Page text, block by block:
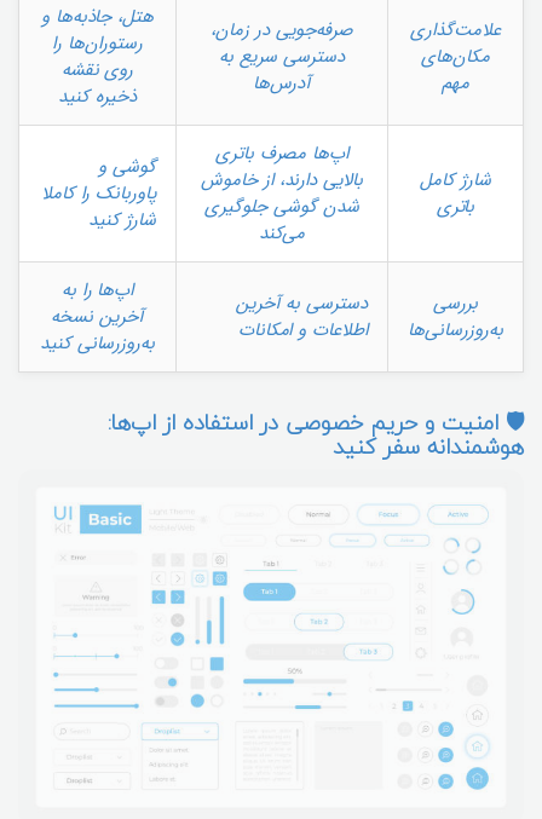
علامت‌گذاری
مکان‌های
مهم
صرفه‌جویی در زمان،
دسترسی سریع به
آدرس‌ها
هتل، جاذبه‌ها و
رستوران‌ها را
روی نقشه
ذخیره کنید
شارژ کامل
باتری
اپ‌ها مصرف باتری
بالایی دارند، از خاموش
شدن گوشی جلوگیری
می‌کند
گوشی و
پاوربانک را کاملا
شارژ کنید
بررسی
به‌روزرسانی‌ها
دسترسی به آخرین
اطلاعات و امکانات
اپ‌ها را به
آخرین نسخه
به‌روزرسانی کنید
🛡️ امنیت و حریم خصوصی در استفاده از اپ‌ها:
هوشمندانه سفر کنید